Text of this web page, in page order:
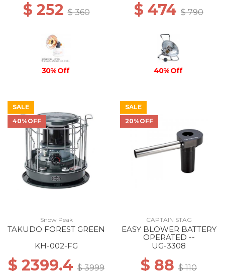
$ 252$ 360
30% Off
$ 474 $ 790
40% Off
SALE
40%OFF
Snow Peak
TAKUDO FOREST GREEN
KH-002-FG
$ 2399.4 $ 3999
SALE
20%OFF
CAPTAIN STAG
EASY BLOWER BATTERY
OPERATED --
UG-3308
$ 88 $ 110